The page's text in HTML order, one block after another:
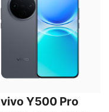
vivo Y500 Pro